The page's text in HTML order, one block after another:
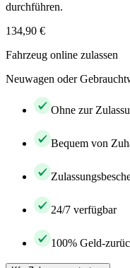
durchführen.
134,90 €
Fahrzeug online zulassen
Neuwagen oder
Ohne zur
Bequem von
24/7 verfügbar
100% Geld-